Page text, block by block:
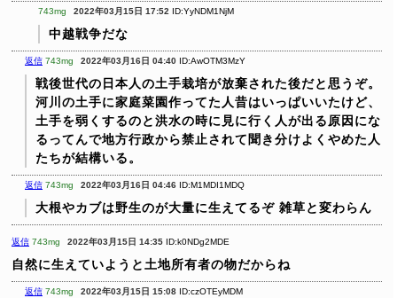
743mg 2022年03月15日 17:52 ID:YyNDM1NjM
中越戦争だな
返信 743mg 2022年03月16日 04:40 ID:AwOTM3MzY
戦後世代の日本人の土手栽培が放棄された後だと思うぞ。
河川の土手に家庭菜園作ってた人昔はいっぱいいたけど、
土手を弱くするのと洪水の時に見に行く人が出る原因にな
るってんで地方行政から禁止されて聞き分けよくやめた人
たちが結構いる。
返信 743mg 2022年03月16日 04:46 ID:M1MDI1MDQ
大根やカブは野生のが大量に生えてるぞ 雑草と変わらん
返信 743mg 2022年03月15日 14:35 ID:k0NDg2MDE
自然に生えていようと土地所有者の物だからね
返信 743mg 2022年03月15日 15:08 ID:czOTEyMDM